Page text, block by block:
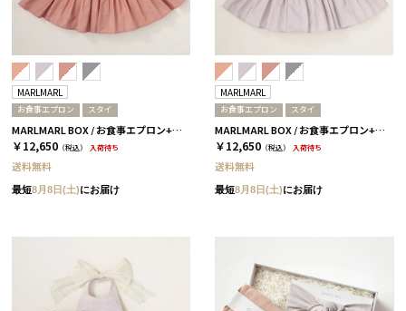
MARLMARL
お食事エプロン スタイ
MARLMARL BOX / お食事エプロン+デコスタイ / ピオニー
￥12,650 （税込） 入荷待ち
送料無料
最短8月8日(土)にお届け
MARLMARL
お食事エプロン スタイ
MARLMARL BOX / お食事エプロン+デコスタイ / マグノリア
￥12,650 （税込） 入荷待ち
送料無料
最短8月8日(土)にお届け